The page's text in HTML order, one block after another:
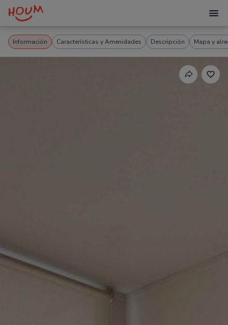
Información Características y Amenidades Descripción Mapa y